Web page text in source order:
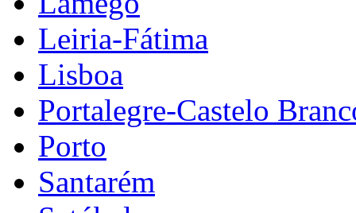
Leiria-Fátima
Lisboa
Portalegre-Castelo
Porto
Santarém